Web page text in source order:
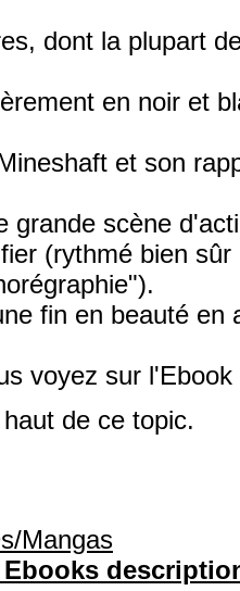
dont la plupart
en noir et
et son
grande scène
(rythmé bien
fin en beauté en
voyez sur
de ce topic.
Mangas
Ebooks